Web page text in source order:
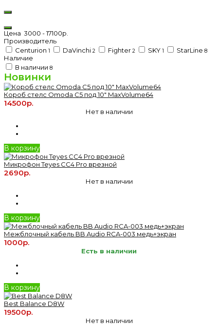
Цена 3000 -17100р.
Производитель
Centurion 1 DaVinchi 2 Fighter 2 SKY 1 StarLine 8
Наличие
В наличии 8
Новинки
Короб стелс Omoda C5 под 10" MaxVolume64
14500р.
Нет в наличии
В корзину
Микрофон Teyes CC4 Pro врезной
2690р.
Нет в наличии
В корзину
Межблочный кабель BB Audio RCA-003 медь+экран
1000р.
Есть в наличии
В корзину
Best Balance D8W
19500р.
Нет в наличии